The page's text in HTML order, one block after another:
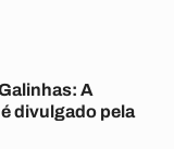
A
divulgado pela